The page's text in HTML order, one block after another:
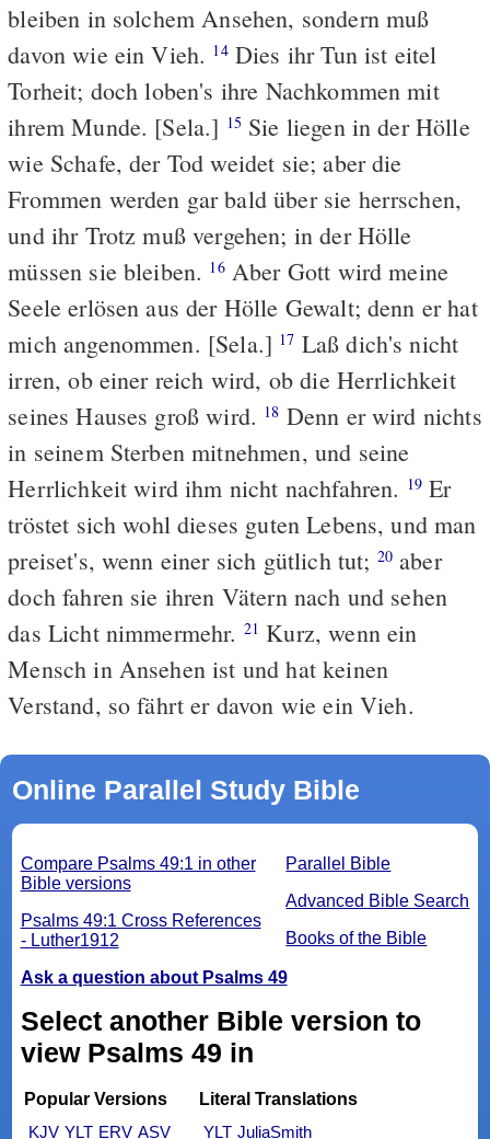
bleiben in solchem Ansehen, sondern muß
davon wie ein Vieh. 14Dies ihr Tun ist eitel
Torheit; doch loben's ihre Nachkommen mit
ihrem Munde. [Sela.] 15 Sie liegen in der Hölle
wie Schafe, der Tod weidet sie; aber die
Frommen werden gar bald über sie herrschen,
und ihr Trotz muß vergehen; in der Hölle
müssen sie bleiben. 16Aber Gott wird meine
Seele erlösen aus der Hölle Gewalt; denn er hat
mich angenommen. [Sela.] 17 Laß dich's nicht
irren, ob einer reich wird, ob die Herrlichkeit
seines Hauses groß wird. 18 Denn er wird nichts
in seinem Sterben mitnehmen, und seine
Herrlichkeit wird ihm nicht nachfahren. 19Er
tröstet sich wohl dieses guten Lebens, und man
preiset's, wenn einer sich gütlich tut; 20aber
doch fahren sie ihren Vätern nach und sehen
das Licht nimmermehr. 21 Kurz, wenn ein
Mensch in Ansehen ist und hat keinen
Verstand, so fährt er davon wie ein Vieh.
Online Parallel Study Bible
Parallel Bible
Advanced Bible Search
Books of the Bible
Compare Psalms 49:1 in other
Bible versions
Psalms 49:1 Cross References
- Luther1912
Ask a question about Psalms 49
Select another Bible version to
view Psalms 49 in
Popular Versions
KJV YLT ERV ASV
Literal Translations
YLT JuliaSmith